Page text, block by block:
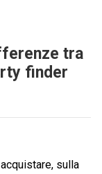
tra
finder
sulla